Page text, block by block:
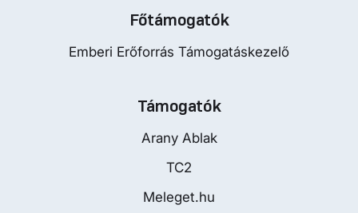
Főtámogatók
Emberi Erőforrás Támogatáskezelő
Támogatók
Arany Ablak
TC2
Meleget.hu